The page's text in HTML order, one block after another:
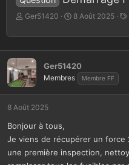
A
t
u
r
d
a
d
c
Ger51420
D
t
e
d
8 Août 2025
Ger51420
Membres Membre FF
8 Août 2025
Bonjour à tous,
Je viens de récupérer un force
une première inspection,